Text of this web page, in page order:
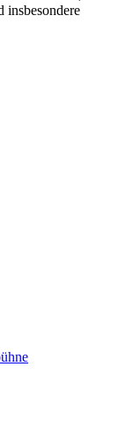
insbesondere